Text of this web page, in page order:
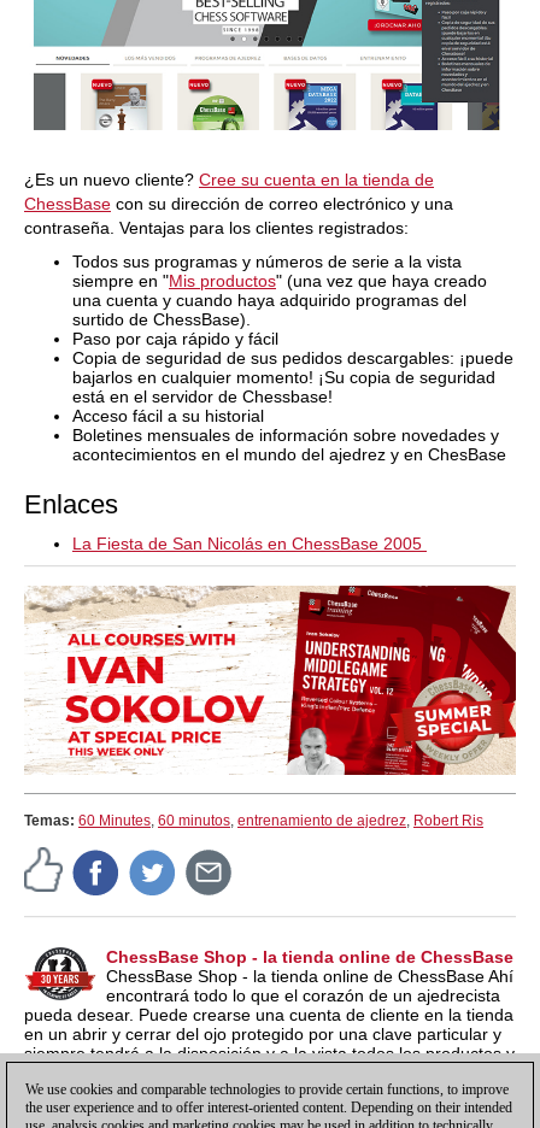
¿Es un nuevo cliente? Cree su cuenta en la tienda de
ChessBase con su dirección de correo electrónico y una
contraseña. Ventajas para los clientes registrados:
Todos sus programas y números de serie a la vista
siempre en "Mis productos" (una vez que haya creado
una cuenta y cuando haya adquirido programas del
surtido de ChessBase).
Paso por caja rápido y fácil
Copia de seguridad de sus pedidos descargables: ¡puede
bajarlos en cualquier momento! ¡Su copia de seguridad
está en el servidor de Chessbase!
Acceso fácil a su historial
Boletines mensuales de información sobre novedades y
acontecimientos en el mundo del ajedrez y en ChesBase
Enlaces
La Fiesta de San Nicolás en ChessBase 2005
Temas: 60 Minutes, 60 minutos, entrenamiento de ajedrez, Robert Ris
ChessBase Shop - la tienda online de ChessBase
ChessBase Shop - la tienda online de ChessBase Ahí
encontrará todo lo que el corazón de un ajedrecista
pueda desear. Puede crearse una cuenta de cliente en la tienda
en un abrir y cerrar del ojo protegido por una clave particular y
siempre tendrá a la disposición y a la vista todos los productos y
otro ordenador nuevo, por ejemplo.
We use cookies and comparable technologies to provide certain functions, to improve
the user experience and to offer interest-oriented content. Depending on their intended